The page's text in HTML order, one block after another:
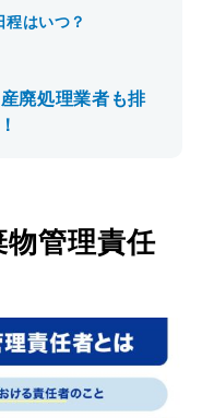
はいつ？
廃処理業者も排
管理責任